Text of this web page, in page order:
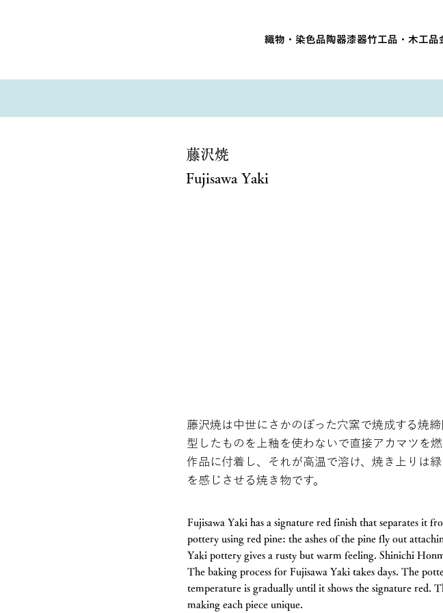
織物・染色品 陶器漆器竹工品・木工品
藤沢焼
Fujisawa Yaki
藤沢焼は中世にさかのぼった穴窯で焼成する焼
型したものを上釉を使わないで直接アカマツを
作品に付着し、それが高温で溶け、焼き上りは
を感じさせる焼き物です。
Fujisawa Yaki has a signature red finish that separates it
pottery using red pine: the ashes of the pine fly out
Yaki pottery gives a rusty but warm feeling. Shinichi
The baking process for Fujisawa Yaki takes days. The
temperature is gradually until it shows the signature red.
making each piece unique.